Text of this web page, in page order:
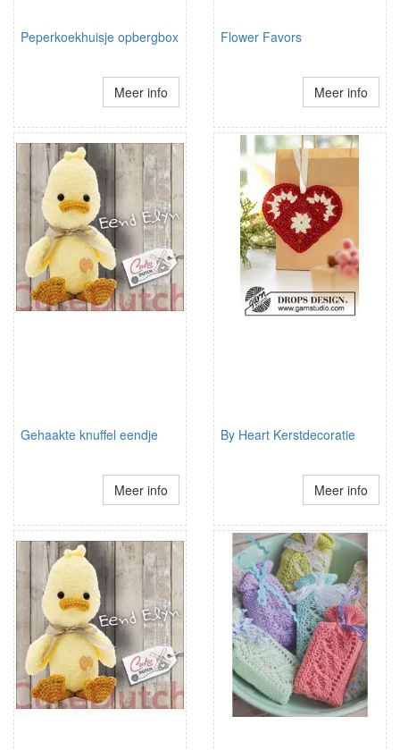
Peperkoekhuisje opbergbox
Meer info
Flower Favors
Meer info
Gehaakte knuffel eendje
Meer info
By Heart Kerstdecoratie
Meer info